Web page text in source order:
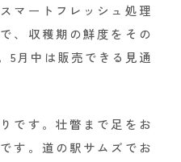
マートフレッシュ処理
、収穫期の鮮度をその
5月中は販売できる見通
です。壮瞥まで足をお
す。 道の駅サムズ でお